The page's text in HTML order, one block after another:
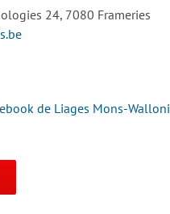
24, 7080 Frameries
de Liages Mons-